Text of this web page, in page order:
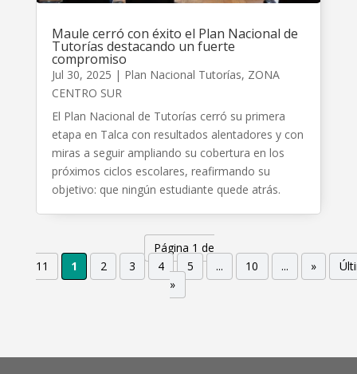
Maule cerró con éxito el Plan Nacional de
Tutorías destacando un fuerte
compromiso
Jul 30, 2025 | Plan Nacional Tutorías, ZONA
CENTRO SUR
El Plan Nacional de Tutorías cerró su primera
etapa en Talca con resultados alentadores y con
miras a seguir ampliando su cobertura en los
próximos ciclos escolares, reafirmando su
objetivo: que ningún estudiante quede atrás.
Página 1 de
11
1 2 3 4 5 ... 10 ... »
»